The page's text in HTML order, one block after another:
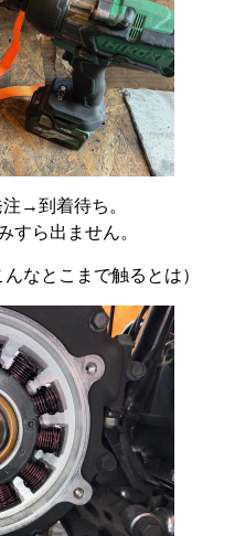
→到着待ち。
すら出ません。
なとこまで触るとは）